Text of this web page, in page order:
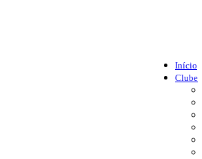
Início
Clube